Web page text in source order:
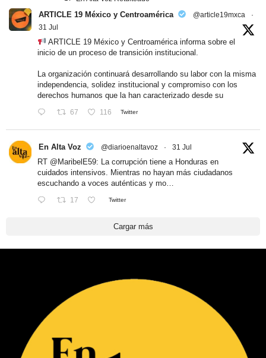
ARTICLE 19 México y Centroamérica @article19mxca
·
31 Jul
ARTICLE 19 México y Centroamérica informa sobre el
inicio de un proceso de transición institucional.
La organización continuará desarrollando su labor con la misma
independencia, solidez institucional y compromiso con los
derechos humanos que la han caracterizado desde su
67 116 Twitter
En Alta Voz @diarioenaltavoz · 31 Jul
RT @MaribelE59: La corrupción tiene a Honduras en
cuidados intensivos. Mientras no hayan más ciudadanos
escuchando a voces auténticas y mo…
17 Twitter
Cargar más